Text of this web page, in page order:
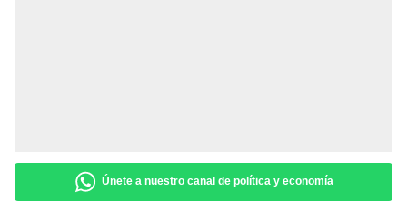
Únete a nuestro canal de política y economía